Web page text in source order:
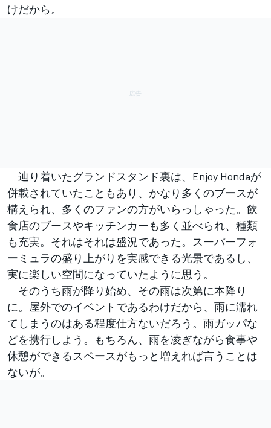
けだから。
辿り着いたグランドスタンド裏は、Enjoy Hondaが
併載されていたこともあり、かなり多くのブースが
構えられ、多くのファンの方がいらっしゃった。飲
食店のブースやキッチンカーも多く並べられ、種類
も充実。それはそれは盛況であった。スーパーフォ
ーミュラの盛り上がりを実感できる光景であるし、
実に楽しい空間になっていたように思う。
そのうち雨が降り始め、その雨は次第に本降り
に。屋外でのイベントであるわけだから、雨に濡れ
てしまうのはある程度仕方ないだろう。雨ガッパな
どを携行しよう。もちろん、雨を凌ぎながら食事や
休憩ができるスペースがもっと増えれば言うことは
ないが。